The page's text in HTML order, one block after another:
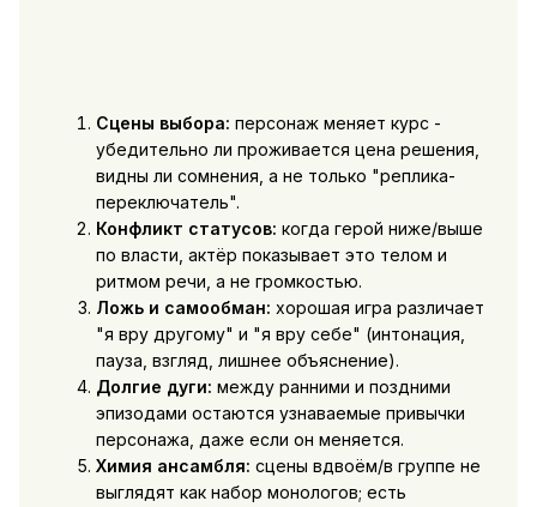
Сцены выбора: персонаж меняет курс -
убедительно ли проживается цена решения,
видны ли сомнения, а не только "реплика-
переключатель".
Конфликт статусов: когда герой ниже/выше
по власти, актёр показывает это телом и
ритмом речи, а не громкостью.
Ложь и самообман: хорошая игра различает
"я вру другому" и "я вру себе" (интонация,
пауза, взгляд, лишнее объяснение).
Долгие дуги: между ранними и поздними
эпизодами остаются узнаваемые привычки
персонажа, даже если он меняется.
Химия ансамбля: сцены вдвоём/в группе не
выглядят как набор монологов; есть